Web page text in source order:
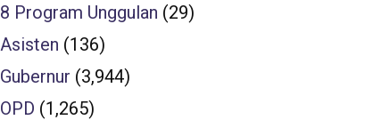
8 Program Unggulan (29)
Asisten (136)
Gubernur (3,944)
OPD (1,265)